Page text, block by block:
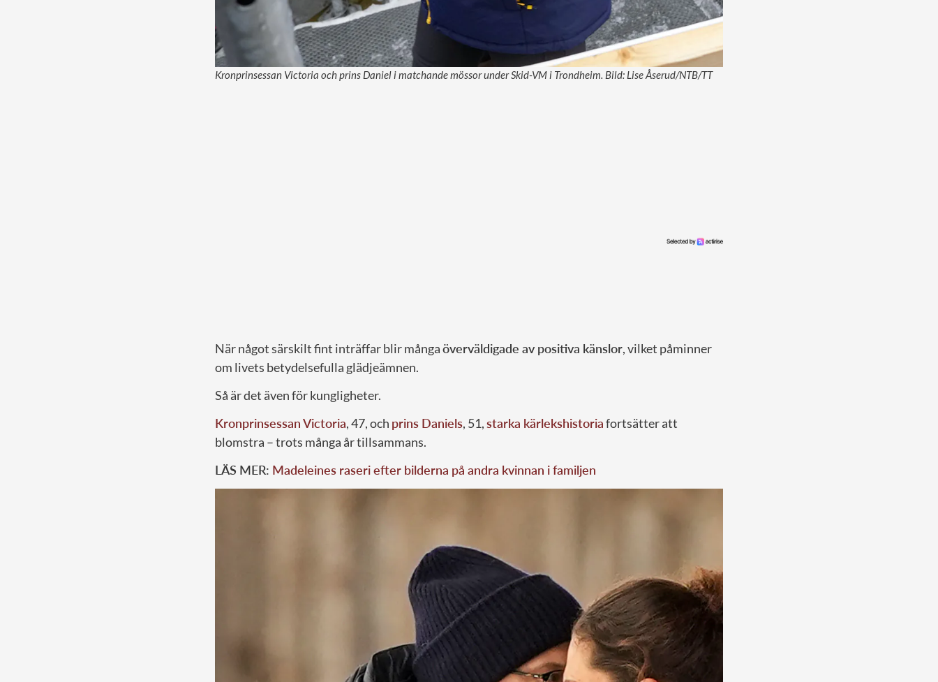
Kronprinsessan Victoria och prins Daniel i matchande mössor under Skid-VM i Trondheim. Bild: Lise Åserud/NTB/TT
När något särskilt fint inträffar blir mångaöverväldigade av positiva känslor, vilket påminner
om livets betydelsefulla glädjeämnen.
Så är det även för kungligheter.
Kronprinsessan Victoria, 47, och prins Daniels, 51,starka kärlekshistoriafortsätter att
blomstra – trots många år tillsammans.
LÄS MER: Madeleines raseri efter bilderna på andra kvinnan i familjen